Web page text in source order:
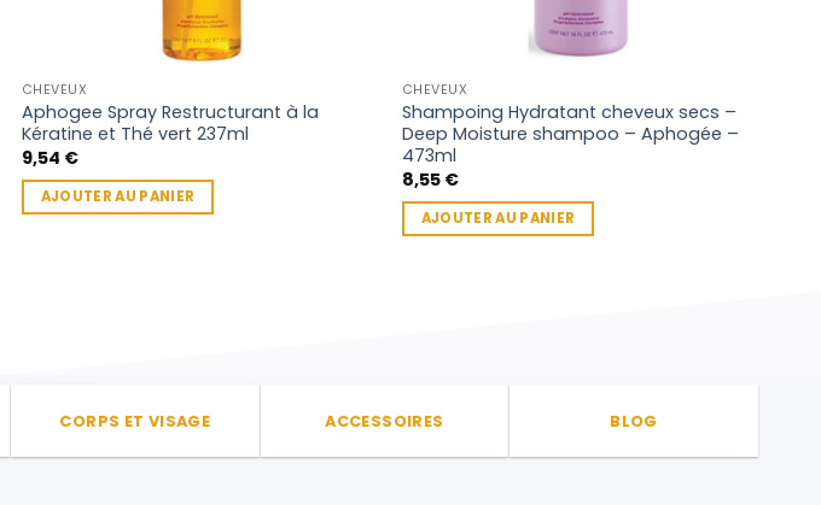
CHEVEUX
Aphogee Spray Restructurant à la
Kératine et Thé vert 237ml
9,54 €
AJOUTER AU PANIER
CHEVEUX
Shampoing Hydratant cheveux secs –
Deep Moisture shampoo – Aphogée –
473ml
8,55 €
AJOUTER AU PANIER
CORPS ET VISAGE ACCESSOIRES BLOG